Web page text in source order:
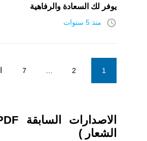
يوفر لك السعادة والرفاهية
access_time منذ 5 سنوات
pagination
1
2
7
الشعار )